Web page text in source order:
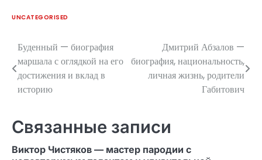
UNCATEGORISED
Навигация
по
записям
Буденный — биография
маршала с оглядкой на его
достижения и вклад в
историю
Дмитрий Абзалов —
биография, национальность,
личная жизнь, родители
Габитович
Связанные записи
Виктор Чистяков — мастер пародии с